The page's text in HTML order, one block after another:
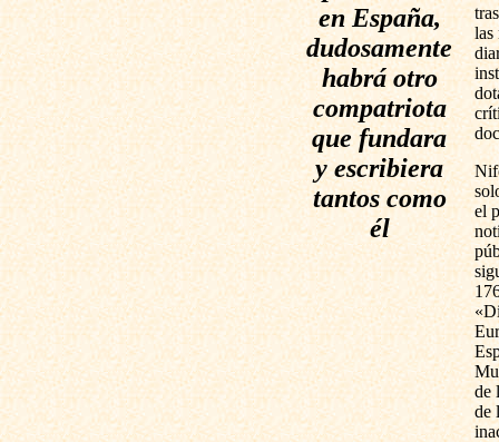
en España,
dudosamente
habrá otro
compatriota
que fundara
y escribiera
tantos como
él
las
el
de
de